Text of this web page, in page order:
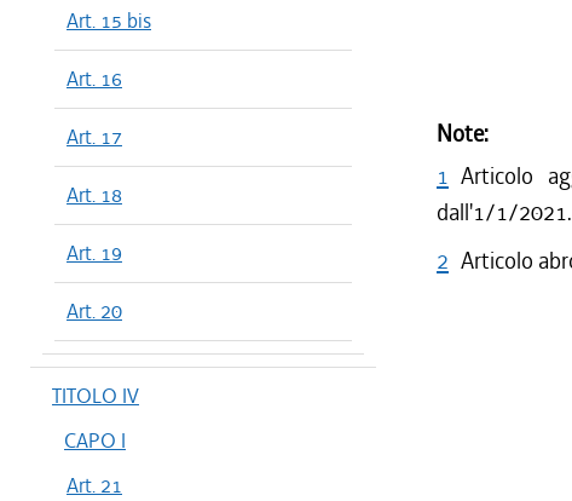
Art. 15 bis
Art. 16
Art. 17
Art. 18
Art. 19
Art. 20
TITOLO IV
CAPO I
Art. 21
Note:
1 Articolo
dall'1/1/2021.
2 Articolo